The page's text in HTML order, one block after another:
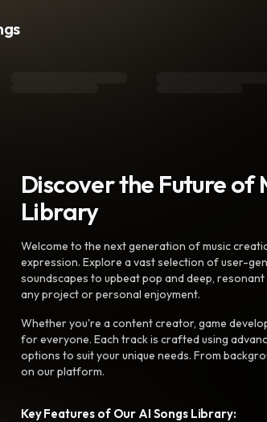
Discover the Future of
Library
Welcome to the next generation of music
expression. Explore a vast selection of user-
soundscapes to upbeat pop and deep,
any project or personal enjoyment.
Whether you're a content creator, game
for everyone. Each track is crafted using
options to suit your unique needs. From
on our platform.
Key Features of Our AI Songs Library: